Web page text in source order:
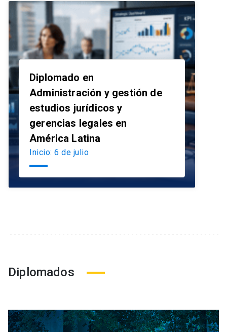
Diplomado en
Administración y gestión de
estudios jurídicos y
gerencias legales en
América Latina
Inicio: 6 de julio
Diplomados